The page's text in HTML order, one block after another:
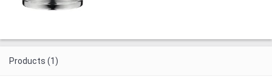
Products (1)